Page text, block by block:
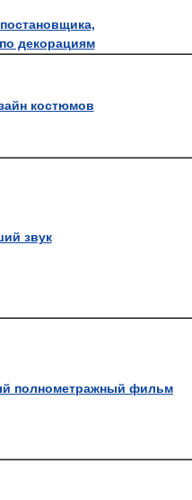
декорациям
костюмов
звук
полнометражный фильм